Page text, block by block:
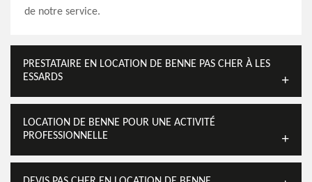
de notre service.
PRESTATAIRE EN LOCATION DE BENNE PAS CHER À LES
ESSARDS
LOCATION DE BENNE POUR UNE ACTIVITÉ
PROFESSIONNELLE